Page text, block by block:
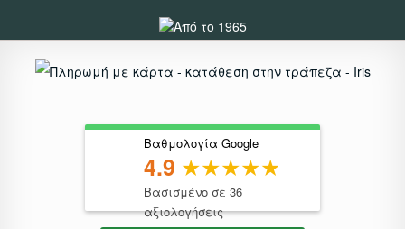
Βαθμολογία Google
4.9
Βασισμένο σε 36
αξιολογήσεις